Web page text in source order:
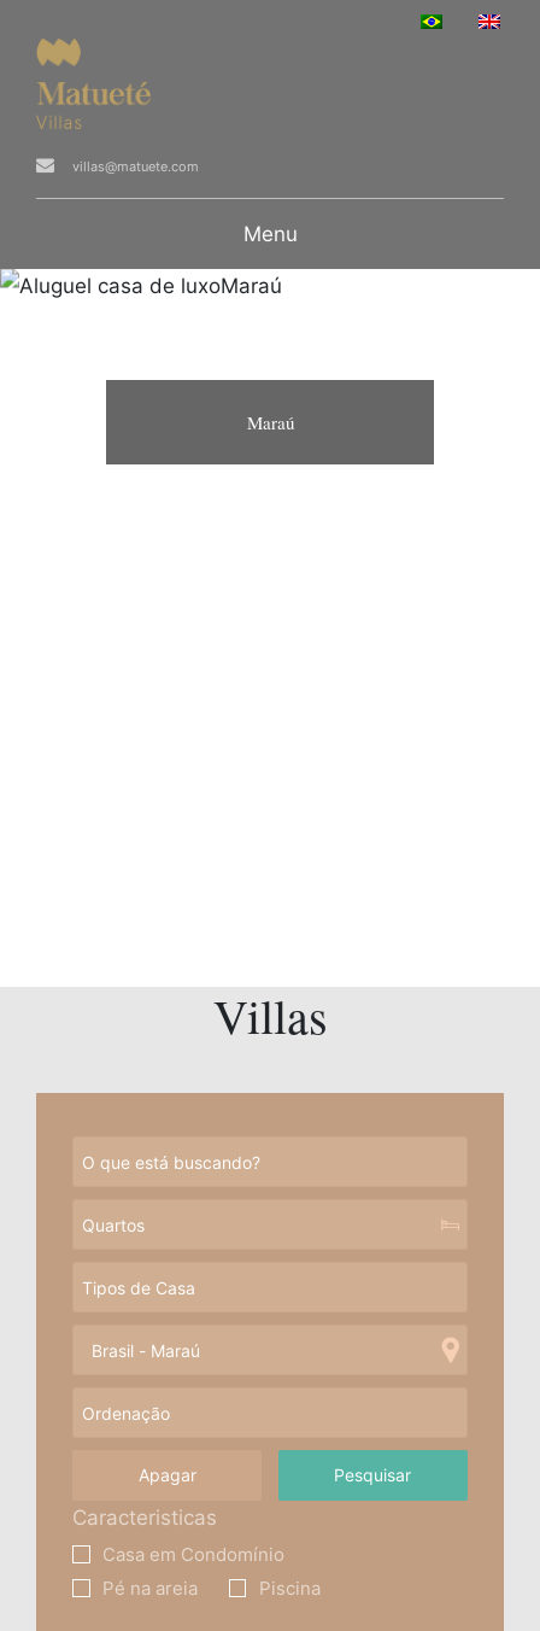
villas@matuete.com
Menu
Maraú
Villas
Apagar
Caracteristicas
Casa em Condomínio
Pé na areia
Piscina